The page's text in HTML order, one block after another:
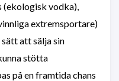
(ekologisk vodka),
extremsportare)
att sälja sin
stötta
på en framtida chans